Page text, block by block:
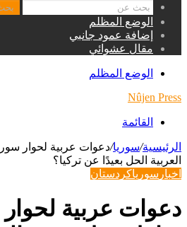
بحث
الوضع المظلم
إضافة عمود جانبي
مقال عشوائي
الوضع المظلم
Nûjen
القائمة
/سوريا دعوات عربية لحوار
الحل بعيدًا عن تركيا؟
سوريا كردستان
عربية